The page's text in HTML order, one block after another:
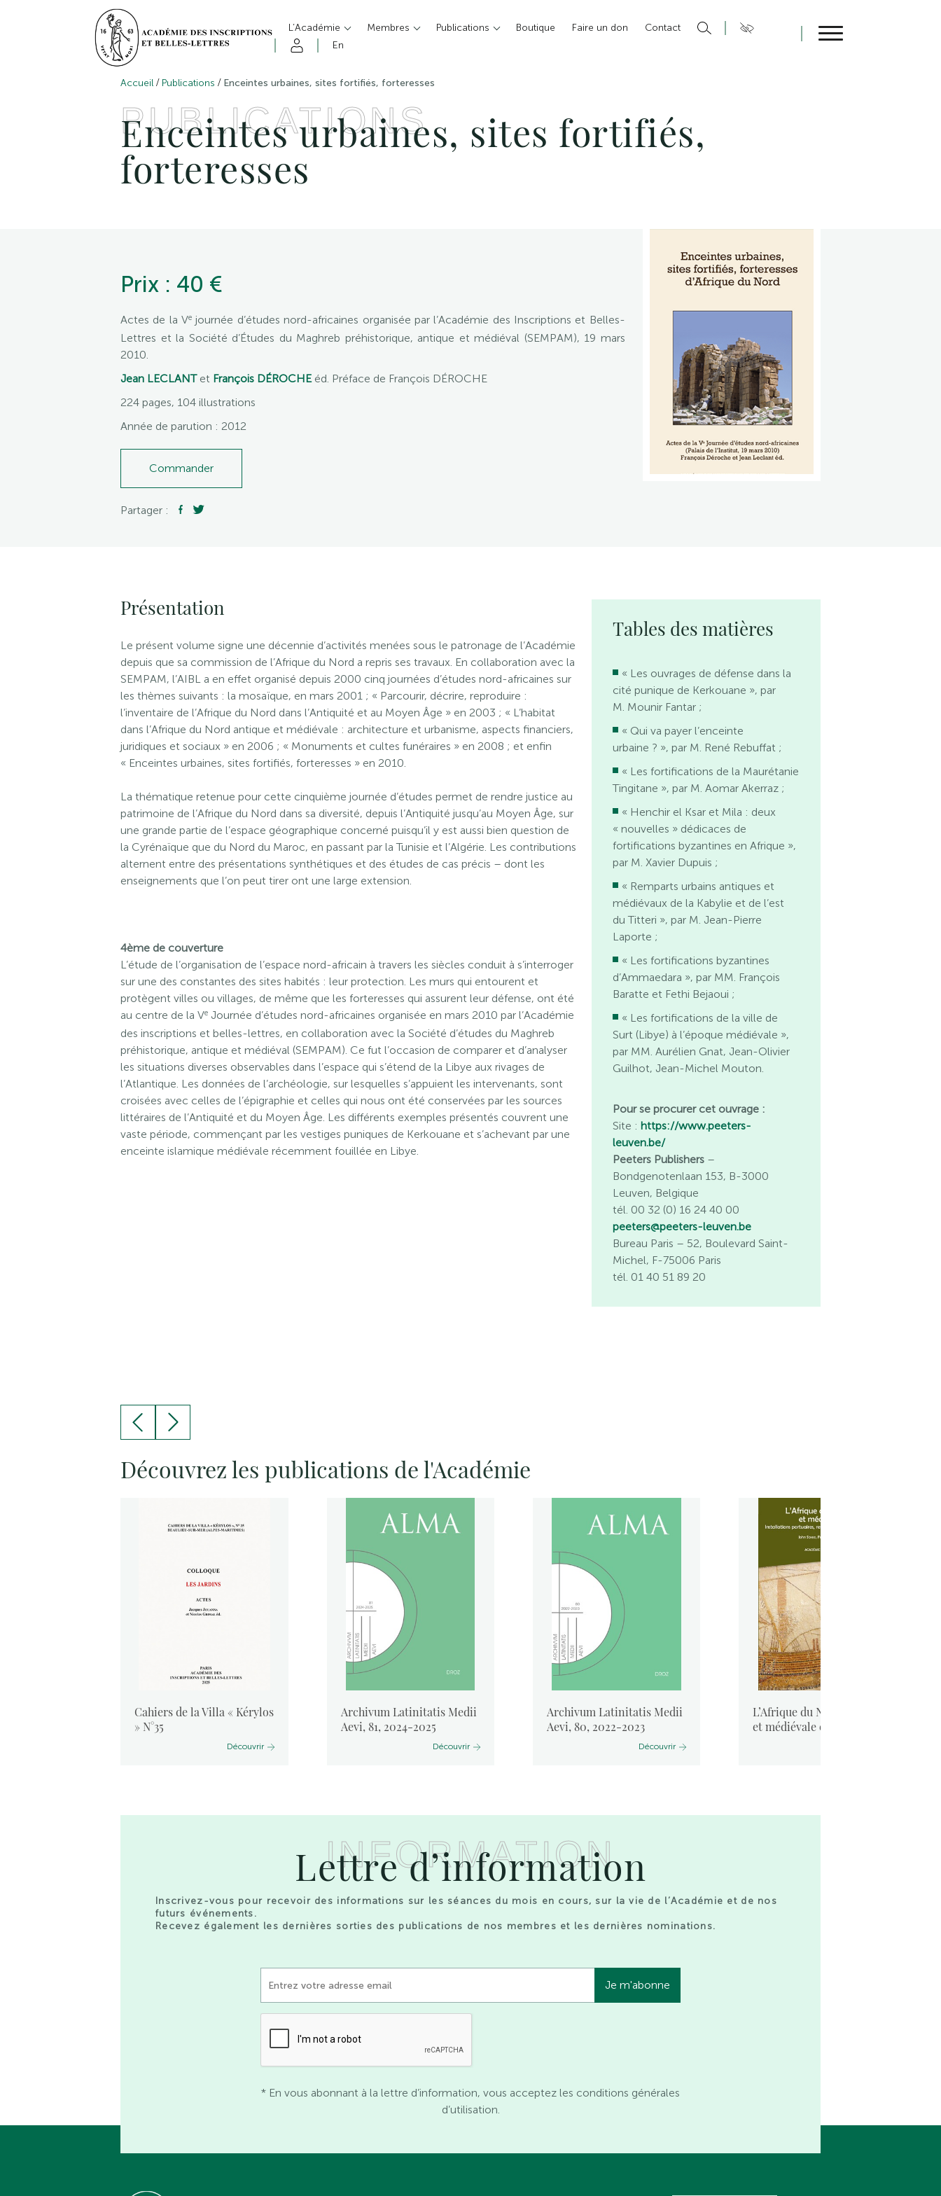
L’Académie Membres Publications Boutique Faire un don
Contact
En
Accueil / Publications / Enceintes urbaines, sites fortifiés, forteresses
PUBLICATIONS
Enceintes urbaines, sites fortifiés,
forteresses
Prix : 40 €
Actes de la Ve journée d’études nord-africaines organisée par l’Académie des Inscriptions et Belles-
Lettres et la Société d’Études du Maghreb préhistorique, antique et médiéval (SEMPAM), 19 mars
2010.
Jean LECLANTet François DÉROCHEéd. Préface de François DÉROCHE
224 pages, 104 illustrations
Année de parution : 2012
Commander
Partager :
Présentation
Le présent volume signe une décennie d’activités menées sous le patronage de l’Académie
depuis que sa commission de l’Afrique du Nord a repris ses travaux. En collaboration avec la
SEMPAM, l’AIBL a en effet organisé depuis 2000 cinq journées d’études nord-africaines sur
les thèmes suivants : la mosaïque, en mars 2001 ; « Parcourir, décrire, reproduire :
l’inventaire de l’Afrique du Nord dans l’Antiquité et au Moyen Âge » en 2003 ; « L’habitat
dans l’Afrique du Nord antique et médiévale : architecture et urbanisme, aspects financiers,
juridiques et sociaux » en 2006 ; « Monuments et cultes funéraires » en 2008 ; et enfin
« Enceintes urbaines, sites fortifiés, forteresses » en 2010.
La thématique retenue pour cette cinquième journée d’études permet de rendre justice au
patrimoine de l’Afrique du Nord dans sa diversité, depuis l’Antiquité jusqu’au Moyen Âge, sur
une grande partie de l’espace géographique concerné puisqu’il y est aussi bien question de
la Cyrénaïque que du Nord du Maroc, en passant par la Tunisie et l’Algérie. Les contributions
alternent entre des présentations synthétiques et des études de cas précis – dont les
enseignements que l’on peut tirer ont une large extension.
4ème de couverture
L’étude de l’organisation de l’espace nord-africain à travers les siècles conduit à s’interroger
sur une des constantes des sites habités : leur protection. Les murs qui entourent et
protègent villes ou villages, de même que les forteresses qui assurent leur défense, ont été
au centre de la Ve Journée d’études nord-africaines organisée en mars 2010 par l’Académie
des inscriptions et belles-lettres, en collaboration avec la Société d’études du Maghreb
préhistorique, antique et médiéval (SEMPAM). Ce fut l’occasion de comparer et d’analyser
les situations diverses observables dans l’espace qui s’étend de la Libye aux rivages de
l’Atlantique. Les données de l’archéologie, sur lesquelles s’appuient les intervenants, sont
croisées avec celles de l’épigraphie et celles qui nous ont été conservées par les sources
littéraires de l’Antiquité et du Moyen Âge. Les différents exemples présentés couvrent une
vaste période, commençant par les vestiges puniques de Kerkouane et s’achevant par une
enceinte islamique médiévale récemment fouillée en Libye.
Tables des matières
« Les ouvrages de défense dans la
cité punique de Kerkouane », par
M. Mounir Fantar ;
« Qui va payer l’enceinte
urbaine ? », par M. René Rebuffat ;
« Les fortifications de la Maurétanie
Tingitane », par M. Aomar Akerraz ;
« Henchir el Ksar et Mila : deux
« nouvelles » dédicaces de
fortifications byzantines en Afrique »,
par M. Xavier Dupuis ;
« Remparts urbains antiques et
médiévaux de la Kabylie et de l’est
du Titteri », par M. Jean-Pierre
Laporte ;
« Les fortifications byzantines
d’Ammaedara », par MM. François
Baratte et Fethi Bejaoui ;
« Les fortifications de la ville de
Surt (Libye) à l’époque médiévale »,
par MM. Aurélien Gnat, Jean-Olivier
Guilhot, Jean-Michel Mouton.
Pour se procurer cet ouvrage :
Site : https://www.peeters-
leuven.be/
Peeters Publishers –
Bondgenotenlaan 153, B-3000
Leuven, Belgique
tél. 00 32 (0) 16 24 40 00
peeters@peeters-leuven.be
Bureau Paris – 52, Boulevard Saint-
Michel, F-75006 Paris
tél. 01 40 51 89 20
Découvrez les publications de l'Académie
Cahiers de la Villa « Kérylos
» N°35
Découvrir
Archivum Latinitatis Medii
Aevi, 81, 2024-2025
Découvrir
Archivum Latinitatis Medii
Aevi, 80, 2022-2023
Découvrir
L’Afrique du Nord antique
et médiévale et la mer. ...
INFORMATION
Lettre d’information
Inscrivez-vous pour recevoir des informations sur les séances du mois en cours, sur la vie de l’Académie et de nos
futurs événements.
Recevez également les dernières sorties des publications de nos membres et les dernières nominations.
* En vous abonnant à la lettre d’information, vous acceptez les conditions générales
d’utilisation.